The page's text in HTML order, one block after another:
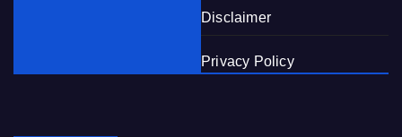
Disclaimer
Privacy Policy